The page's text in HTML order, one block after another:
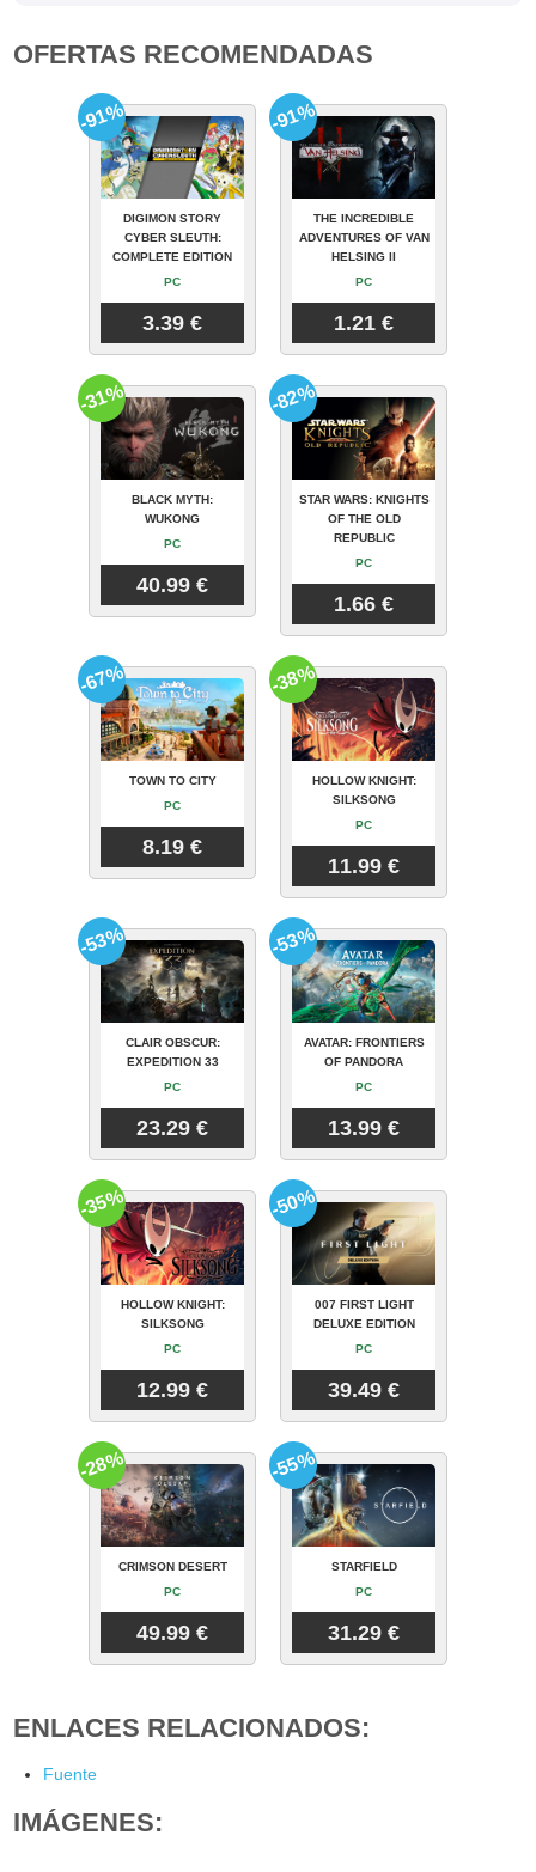
OFERTAS RECOMENDADAS
DIGIMON STORY
CYBER SLEUTH:
COMPLETE EDITION
PC
3.39 €
-91%
THE INCREDIBLE
ADVENTURES OF VAN
HELSING II
PC
1.21 €
-91%
BLACK MYTH:
WUKONG
PC
40.99 €
-31%
STAR WARS: KNIGHTS
OF THE OLD
REPUBLIC
PC
1.66 €
-82%
TOWN TO CITY
PC
8.19 €
-67%
HOLLOW KNIGHT:
SILKSONG
PC
11.99 €
-38%
CLAIR OBSCUR:
EXPEDITION 33
PC
23.29 €
-53%
AVATAR: FRONTIERS
OF PANDORA
PC
13.99 €
-53%
HOLLOW KNIGHT:
SILKSONG
PC
12.99 €
-35%
007 FIRST LIGHT
DELUXE EDITION
PC
39.49 €
-50%
CRIMSON DESERT
PC
49.99 €
-28%
STARFIELD
PC
31.29 €
-55%
ENLACES RELACIONADOS:
Fuente
IMÁGENES: